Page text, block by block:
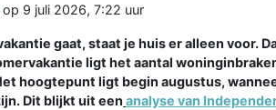
op 9 juli 2026, 7:22 uur
gaat, staat je huis er alleen voor.
ligt het aantal
hoogtepunt ligt begin augustus,
Dit blijkt uit een analyse van